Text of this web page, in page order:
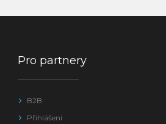
Pro partnery
B2B
Přihlášení